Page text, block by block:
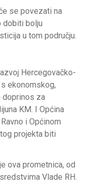
se povezati na
dobiti bolju
u tom području.
Hercegovačko-
ekonomskog,
doprinos za
KM. I Općina
i Općinom
projekta biti
ova prometnica, od
Vlade RH.